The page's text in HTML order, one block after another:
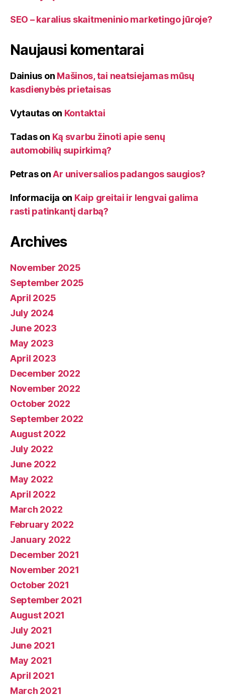
SEO – karalius skaitmeninio marketingo jūroje?
Naujausi komentarai
Dainius on Mašinos, tai neatsiejamas mūsų
kasdienybės prietaisas
Vytautason Kontaktai
Tadason Ką svarbu žinoti apie senų
automobilių supirkimą?
PetrasonAr universalios padangos saugios?
Informacija on Kaip greitai ir lengvai galima
rasti patinkantį darbą?
Archives
November 2025
September 2025
April 2025
July 2024
June 2023
May 2023
April 2023
December 2022
November 2022
October 2022
September 2022
August 2022
July 2022
June 2022
May 2022
April 2022
March 2022
February 2022
January 2022
December 2021
November 2021
October 2021
September 2021
August 2021
July 2021
June 2021
May 2021
April 2021
March 2021